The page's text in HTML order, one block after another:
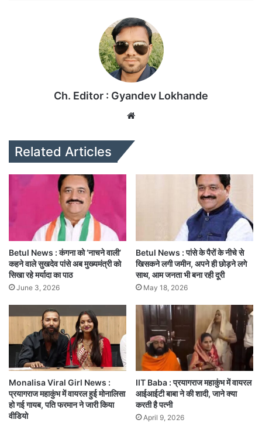
Ch. Editor : Gyandev Lokhande
Related Articles
Betul News : कंगना को ‘नाचने वाली’
कहने वाले सुखदेव पांसे अब मुख्यमंत्री को
सिखा रहे मर्यादा का पाठ
June 3, 2026
Betul News : पांसे के पैरों के नीचे से
खिसकने लगी जमीन, अपने ही छोड़ने लगे
साथ, आम जनता भी बना रही दूरी
May 18, 2026
Monalisa Viral Girl News :
प्रयागराज महाकुंभ में वायरल हुई मोनालिसा
हो गई गायब, पति फरमान ने जारी किया
वीडियो
IIT Baba : प्रयागराज महाकुंभ में वायरल
आईआईटी बाबा ने की शादी, जाने क्या
करती है पत्नी
April 9, 2026